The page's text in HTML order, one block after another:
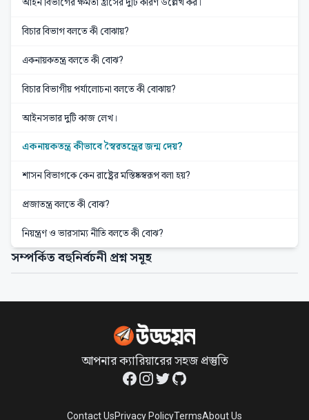
আইন বিভাগের ক্ষমতা হ্রাসের দুটি কারণ উল্লেখ কর।
বিচার বিভাগ বলতে কী বোঝায়?
একনায়কতন্ত্র বলতে কী বোঝ?
বিচার বিভাগীয় পর্যালোচনা বলতে কী বোঝায়?
আইনসভার দুটি কাজ লেখ।
একনায়কতন্ত্র কীভাবে স্বৈরতন্ত্রের জন্ম দেয়?
শাসন বিভাগকে কেন রাষ্ট্রের মস্তিষ্কস্বরূপ বলা হয়?
প্রজাতন্ত্র বলতে কী বোঝ?
নিয়ন্ত্রণ ও ভারসাম্য নীতি বলতে কী বোঝ?
সম্পর্কিত বহুনির্বচনী প্রশ্ন সমূহ
আপনার ক্যারিয়ারের সহজ প্রস্তুতি
Facebook
Instagram
TwitterGitHub
Contact UsPrivacy PolicyTermsAbout Us